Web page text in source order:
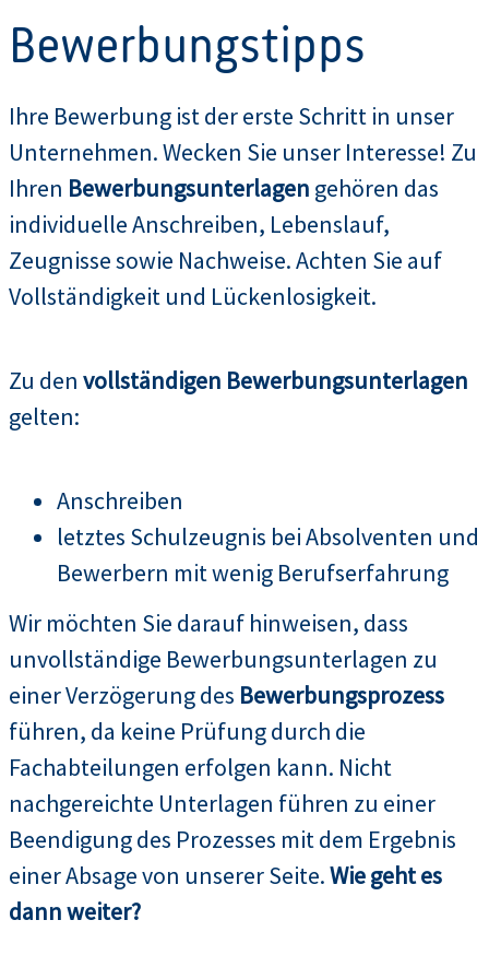
Bewerbungstipps
Ihre Bewerbung ist der erste Schritt in unser
Unternehmen. Wecken Sie unser Interesse! Zu
Ihren Bewerbungsunterlagen gehören das
individuelle Anschreiben, Lebenslauf,
Zeugnisse sowie Nachweise. Achten Sie auf
Vollständigkeit und Lückenlosigkeit.
Zu den vollständigen Bewerbungsunterlagen
gelten:
Anschreiben
letztes Schulzeugnis bei Absolventen und
Bewerbern mit wenig Berufserfahrung
Wir möchten Sie darauf hinweisen, dass
unvollständige Bewerbungsunterlagen zu
einer Verzögerung des Bewerbungsprozess
führen, da keine Prüfung durch die
Fachabteilungen erfolgen kann. Nicht
nachgereichte Unterlagen führen zu einer
Beendigung des Prozesses mit dem Ergebnis
einer Absage von unserer Seite.Wie geht es
dann weiter?